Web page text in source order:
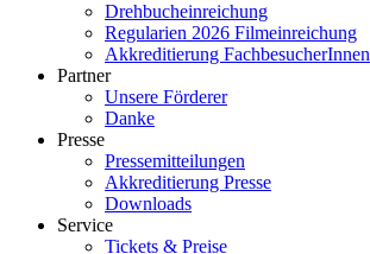
Drehbucheinreichung
Regularien 2026 Filmeinreichung
Akkreditierung FachbesucherInnen
Partner
Unsere Förderer
Danke
Presse
Pressemitteilungen
Akkreditierung Presse
Downloads
Service
Tickets & Preise